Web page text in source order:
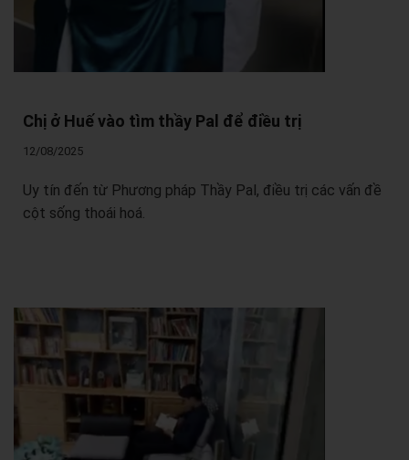
Chị ở Huế vào tìm thầy Pal để điều trị
12/08/2025
Uy tín đến từ Phương pháp Thầy Pal, điều trị các vấn đề
cột sống thoái hoá.